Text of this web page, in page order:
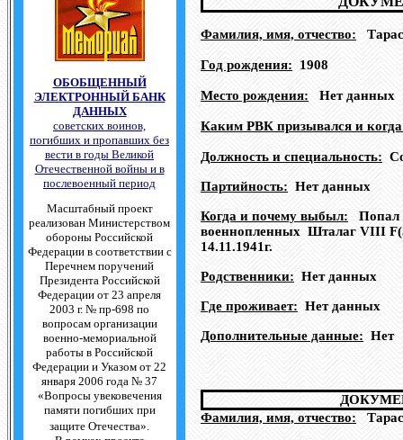
ОБОБЩЕННЫЙ
ЭЛЕКТРОННЫЙ БАНК
ДАННЫХ
советских воинов,
погибших и пропавших без
вести в годы Великой
Отечественной войны и в
послевоенный период
Масштабный проект
реализован Министерством
обороны Российской
Федерации в соответствии с
Перечнем поручений
Президента Российской
Федерации от 23 апреля
2003 г. № пр-698 по
вопросам организации
военно-мемориальной
работы в Российской
Федерации и Указом от 22
января 2006 года № 37
«Вопросы увековечения
памяти погибших при
защите Отечества».
Фамилия, имя, отчество:
Год рождения: 1908
Место рождения: Нет данных
Каким РВК призывался и
Должность и специальность:
Партийность: Нет данных
Когда и почему выбыл:
Попал
военнопленных Шталаг VIII
14.11.1941г.
Родственники: Нет данных
Где проживает: Нет данных
Дополнительные данные: Нет
Фамилия, имя, отчество: